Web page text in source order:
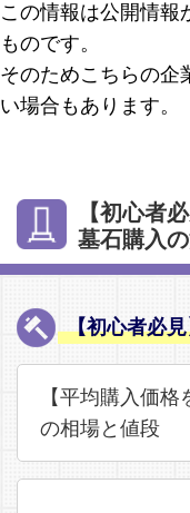
この情報は公開情報
ものです。
そのためこちらの企
い場合もあります。
【初心者
墓石購入
【初心者必
【平均購入価
の相場と値段